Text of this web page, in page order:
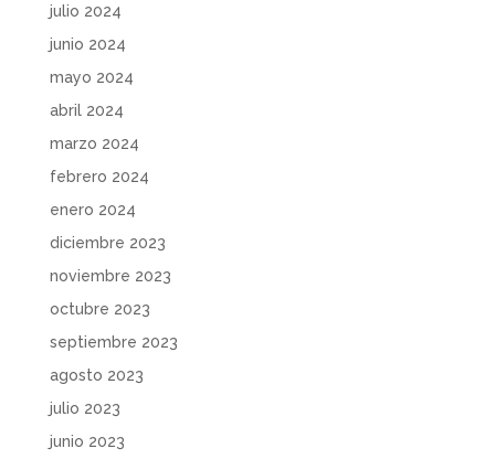
julio 2024
junio 2024
mayo 2024
abril 2024
marzo 2024
febrero 2024
enero 2024
diciembre 2023
noviembre 2023
octubre 2023
septiembre 2023
agosto 2023
julio 2023
junio 2023